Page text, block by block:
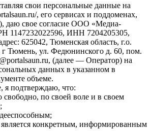
свои персональные данные на
, его сервисах и поддоменах,
даю свое согласие ООО «Медиа-
1147232022596, ИНН 7204205305,
625042, Тюменская область, г.о.
Тюмень, ул. Федюнинского д. 60, пом.
(далее — Оператор) на
данных в указанном в
объеме.
я подтверждаю, что:
свободно, по своей воле и в своем
является конкретным, информированным